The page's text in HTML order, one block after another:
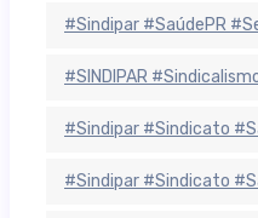
#Sindipar #SaúdePR
#SINDIPAR
#Sindipar #Sindicato
#Sindipar #Sindicato